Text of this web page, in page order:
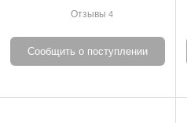
Отзывы4
Сообщить о поступлении